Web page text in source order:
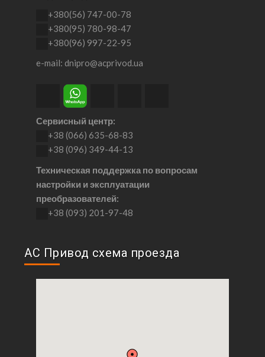
+380(56) 747-00-78
+380(95) 780-98-47
+380(96) 997-22-95
e-mail: dnipro@acprivod.ua
Сервисный центр:
+38 (066) 635-68-83
+38 (096) 349-44-13
Техническая поддержка по вопросам
настройки и эксплуатации
преобразователей:
+38 (093) 201-97-48
АС Привод схема проезда